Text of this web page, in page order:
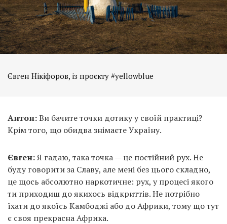
Євген Нікіфоров, із проєкту #yellowblue
Антон:Ви бачите точки дотику у своїй практиці?
Крім того, що обидва знімаєте Україну.
Євген:Я гадаю, така точка — це постійний рух. Не
буду говорити за Славу, але мені без цього складно,
це щось абсолютно наркотичне: рух, у процесі якого
ти приходиш до якихось відкриттів. Не потрібно
їхати до якоїсь Камбоджі або до Африки, тому що тут
є своя прекрасна Африка.